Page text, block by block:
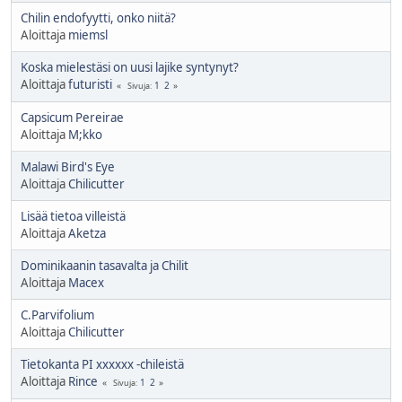
Chilin endofyytti, onko niitä?
Aloittaja miemsl
Koska mielestäsi on uusi lajike syntynyt?
Aloittajafuturisti Sivuja 1 2
Capsicum Pereirae
Aloittaja M;kko
Malawi Bird's Eye
AloittajaChilicutter
Lisää tietoa villeistä
AloittajaAketza
Dominikaanin tasavalta ja Chilit
Aloittaja Macex
C.Parvifolium
AloittajaChilicutter
Tietokanta PI xxxxxx -chileistä
Aloittaja Rince Sivuja 1 2